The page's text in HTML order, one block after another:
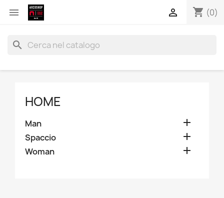
 shopping_cart (0)

search
HOME
Man 
Spaccio 
Woman 